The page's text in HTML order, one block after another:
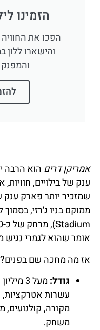
הזמינו
הפכו את
והישארו
אמריקן דרים הוא הרבה
ענק של בילויים,
שמזכיר יותר פארק ענק
אומר שהוא לגמרי נגיש
אז מה מחכה שם בפנים?
גודל:
עשרות
מקורה,
משחק.